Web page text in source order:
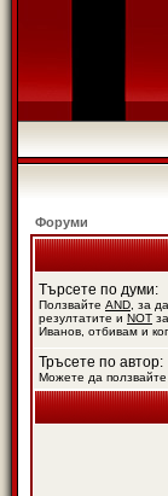
Форуми
Търсете по думи:
Ползвайте AND , за
резултатите и NOT
Иванов, отбивам и
Тръсете по автор:
Можете да ползвайте